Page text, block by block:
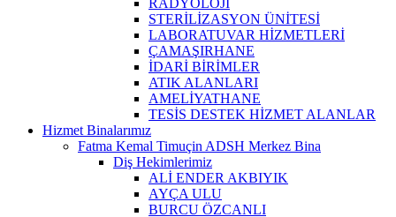
STERİLİZASYON ÜNİTESİ
LABORATUVAR HİZMETLERİ
ÇAMAŞIRHANE
İDARİ BİRİMLER
ATIK ALANLARI
AMELİYATHANE
TESİS DESTEK HİZMET ALANLAR
Hizmet Binalarımız
Fatma Kemal Timuçin ADSH Merkez Bina
Diş Hekimlerimiz
ALİ ENDER AKBIYIK
AYÇA ULU
BURCU ÖZCANLI